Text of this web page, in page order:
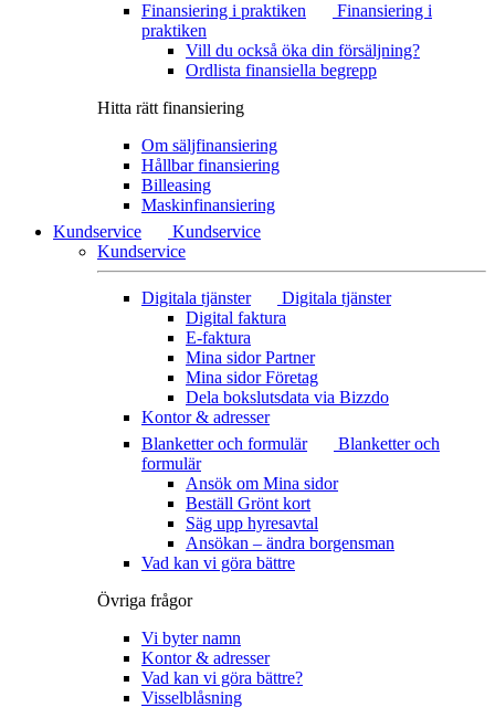
Finansiering i praktiken
Finansiering i
praktiken
Vill du också öka din försäljning?
Ordlista finansiella begrepp
Hitta rätt finansiering
Om säljfinansiering
Hållbar finansiering
Billeasing
Maskinfinansiering
Kundservice
Kundservice
Kundservice
Digitala tjänster
Digitala tjänster
Digital faktura
E-faktura
Mina sidor Partner
Mina sidor Företag
Dela bokslutsdata via Bizzdo
Kontor & adresser
Blanketter och formulär
Blanketter och
formulär
Ansök om Mina sidor
Beställ Grönt kort
Säg upp hyresavtal
Ansökan – ändra borgensman
Vad kan vi göra bättre
Övriga frågor
Vi byter namn
Kontor & adresser
Vad kan vi göra bättre?
Visselblåsning